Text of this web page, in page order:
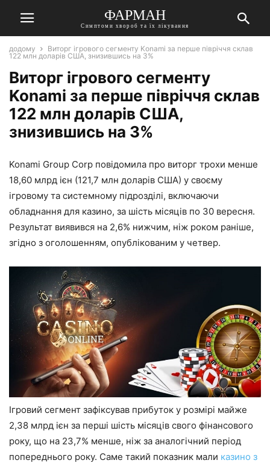
ФАРМАН
Симптоми хвороб та їх лікування
додому
Виторг ігрового сегменту Konami за перше півріччя склав
122 млн доларів США, знизившись на 3%
Виторг ігрового сегменту
Konami за перше півріччя склав
122 млн доларів США,
знизившись на 3%
Konami Group Corp повідомила про виторг трохи менше
18,60 млрд ієн (121,7 млн доларів США) у своєму
ігровому та системному підрозділі, включаючи
обладнання для казино, за шість місяців по 30 вересня.
Результат виявився на 2,6% нижчим, ніж роком раніше,
згідно з оголошенням, опублікованим у четвер.
Ігровий сегмент зафіксував прибуток у розмірі майже
2,38 млрд ієн за перші шість місяців свого фінансового
року, що на 23,7% менше, ніж за аналогічний період
попереднього року. Саме такий показник мали казино з